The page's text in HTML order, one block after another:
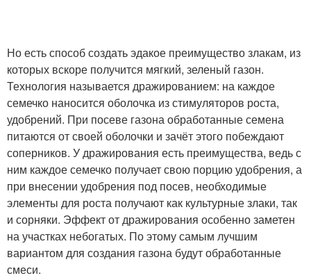
Но есть способ создать эдакое преимущество злакам, из
которых вскоре получится мягкий, зеленый газон.
Технология называется дражированием: на каждое
семечко наносится оболочка из стимуляторов роста,
удобрений. При посеве газона обработанные семена
питаются от своей оболочки и зачёт этого побеждают
соперников. У дражирования есть преимущества, ведь с
ним каждое семечко получает свою порцию удобрения, а
при внесении удобрения под посев, необходимые
элементы для роста получают как культурные злаки, так
и сорняки. Эффект от дражирования особенно заметен
на участках небогатых. По этому самым лучшим
вариантом для создания газона будут обработанные
смеси.